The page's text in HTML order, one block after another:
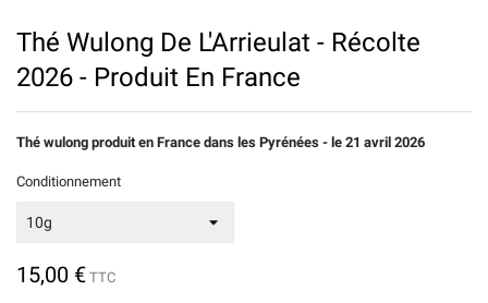
Thé Wulong De L'Arrieulat - Récolte
2026 - Produit En France
Thé wulong produit en France dans les Pyrénées - le 21 avril 2026
Conditionnement
15,00 € TTC